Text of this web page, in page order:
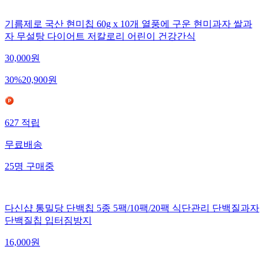
기름제로 국산 현미칩 60g x 10개 열풍에 구운 현미과자 쌀과
자 무설탕 다이어트 저칼로리 어린이 건강간식
30,000원
30%20,900원
627적립
무료배송
25명구매중
다신샵 통밀당 단백칩 5종 5팩/10팩/20팩 식단관리 단백질과자
단백질칩 입터짐방지
16,000원